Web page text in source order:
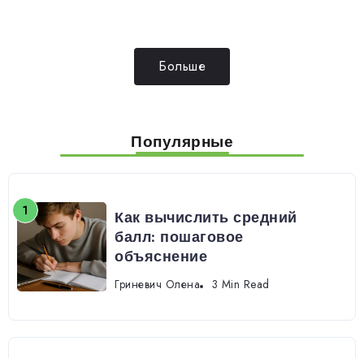
Больше
Популярные
Как вычислить средний
балл: пошаговое
объяснение
Гриневич Олена 3 Min Read